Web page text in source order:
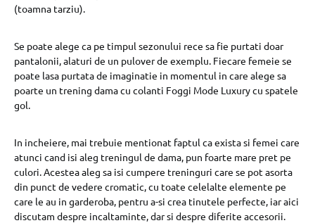
(toamna tarziu).
Se poate alege ca pe timpul sezonului rece sa fie purtati doar
pantalonii, alaturi de un pulover de exemplu. Fiecare femeie se
poate lasa purtata de imaginatie in momentul in care alege sa
poarte un trening dama cu colanti Foggi Mode Luxury cu spatele
gol.
In incheiere, mai trebuie mentionat faptul ca exista si femei care
atunci cand isi aleg treningul de dama, pun foarte mare pret pe
culori. Acestea aleg sa isi cumpere treninguri care se pot asorta
din punct de vedere cromatic, cu toate celelalte elemente pe
care le au in garderoba, pentru a-si crea tinutele perfecte, iar aici
discutam despre incaltaminte, dar si despre diferite accesorii.